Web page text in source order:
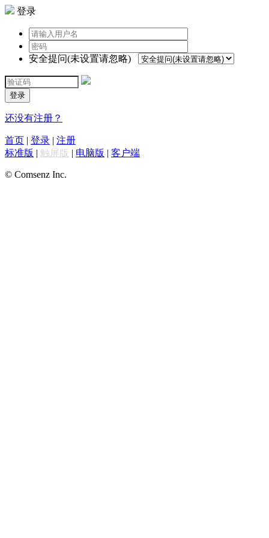
登录
安全提问(未设置请忽略)
登录
还没有注册？
首页 | 登录 | 注册
标准版 | 触屏版 | 电脑版 | 客户端
© Comsenz Inc.